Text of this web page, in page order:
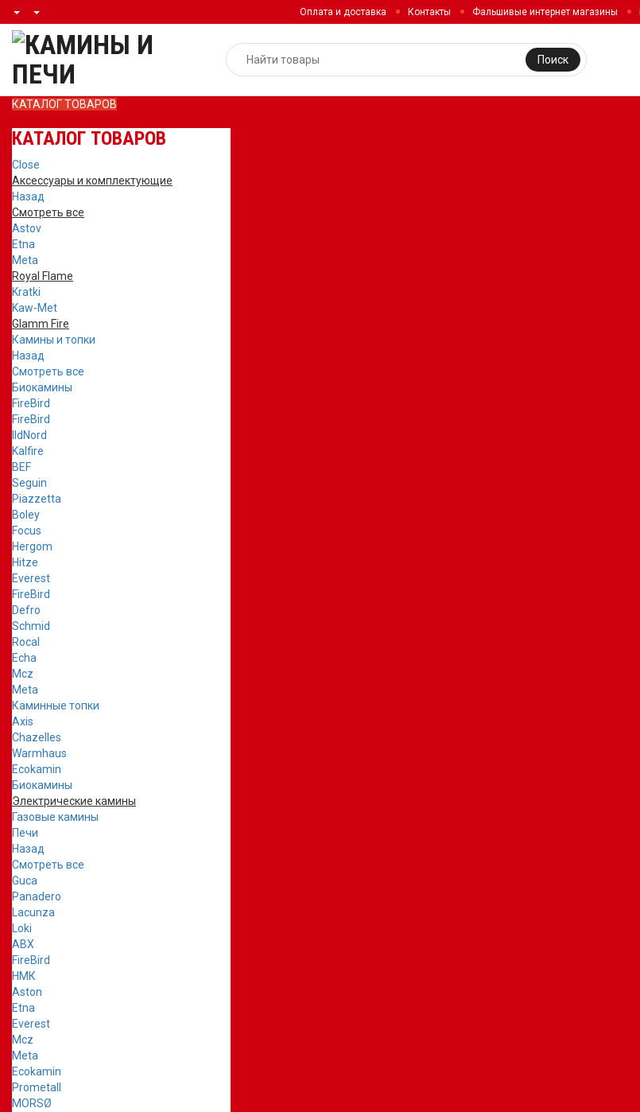
Оплата и доставка Контакты Фальшивые интернет магазины
Поиск
КАТАЛОГ ТОВАРОВ
КАТАЛОГ ТОВАРОВ
Close
Аксессуары и комплектующие
Назад
Смотреть все
Astov
Etna
Meta
Royal Flame
Kratki
Kaw-Met
Glamm Fire
Камины и топки
Назад
Смотреть все
Биокамины
FireBird
FireBird
IldNord
Kalfire
BEF
Seguin
Piazzetta
Boley
Focus
Hergom
Hitze
Everest
FireBird
Defro
Schmid
Rocal
Echa
Mcz
Meta
Каминные топки
Axis
Chazelles
Warmhaus
Ecokamin
Биокамины
Электрические камины
Газовые камины
Печи
Назад
Смотреть все
Guca
Panadero
Lacunza
Loki
ABX
FireBird
НМК
Aston
Etna
Everest
Mcz
Meta
Ecokamin
Prometall
MORSØ